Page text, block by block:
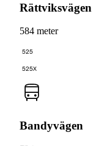
Rättviksvägen
584 meter
525
525X
Bandyvägen